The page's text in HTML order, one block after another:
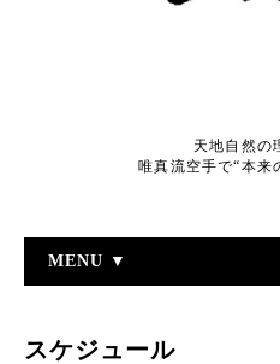
天地自然の
唯真流空手で“本来
MENU ▼
スケジュール